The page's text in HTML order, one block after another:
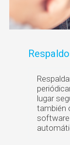
lugar
también
software